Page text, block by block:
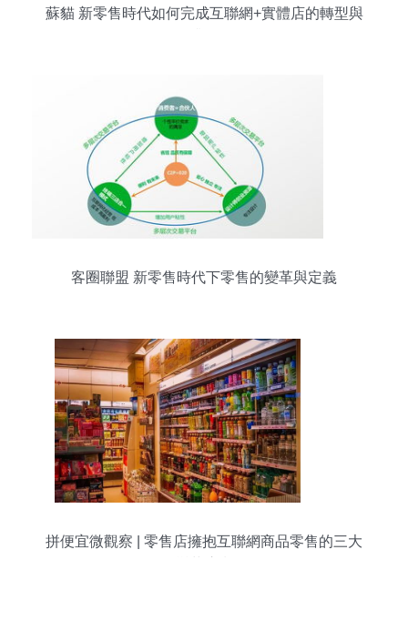
蘇貓 新零售時代如何完成互聯網+實體店的轉型與
客圈聯盟 新零售時代下零售的變革與定義
拼便宜微觀察 | 零售店擁抱互聯網商品零售的三大